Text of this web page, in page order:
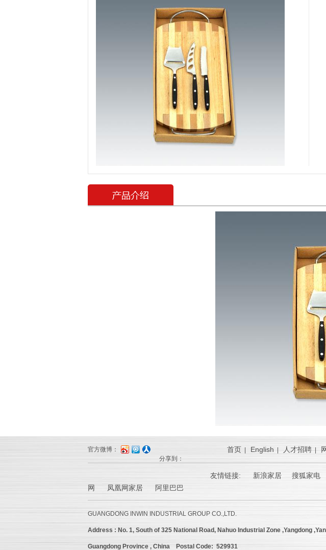
官方微博：
分享到：
首页 English 人才招聘 |
友情链接: 新浪家居 搜狐家电
网 凤凰网家居 阿里巴巴
GUANGDONG INWIN INDUSTRIAL GROUP CO.,LTD.
Address : No. 1, South of 325 National Road, Nahuo Industrial Zone ,Yangdong
Guangdong Province , China Postal Code: 529931